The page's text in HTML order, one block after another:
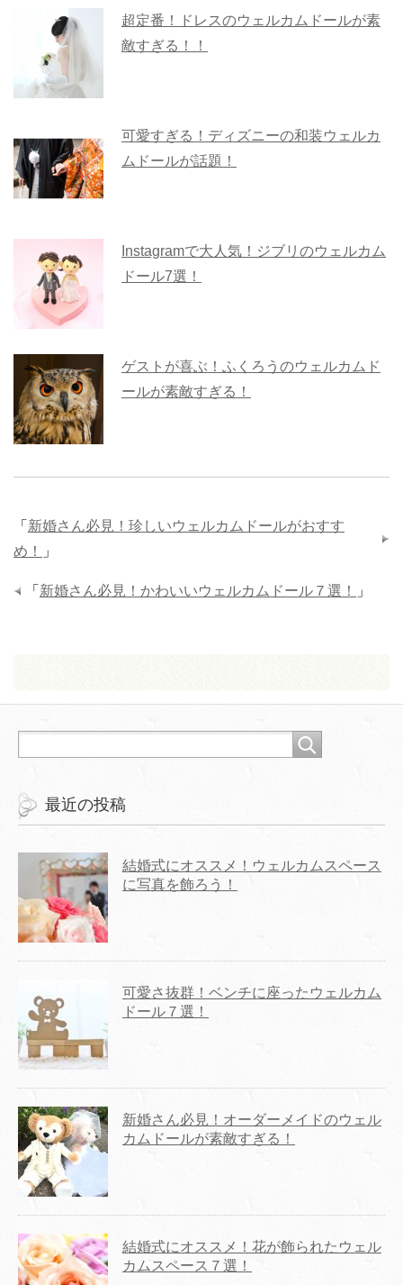
超定番！ドレスのウェルカムドールが素
敵すぎる！！
可愛すぎる！ディズニーの和装ウェルカ
ムドールが話題！
Instagramで大人気！ジブリのウェルカム
ドール7選！
ゲストが喜ぶ！ふくろうのウェルカムド
ールが素敵すぎる！
「 新婚さん必見！珍しいウェルカムドールがおすす
め！
」
「 新婚さん必見！かわいいウェルカムドール７選！ 」
最近の投稿
結婚式にオススメ！ウェルカムスペース
に写真を飾ろう！
可愛さ抜群！ベンチに座ったウェルカム
ドール７選！
新婚さん必見！オーダーメイドのウェル
カムドールが素敵すぎる！
結婚式にオススメ！花が飾られたウェル
カムスペース７選！